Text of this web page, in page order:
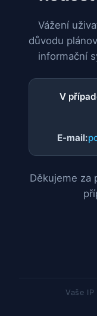
Vážení
důvodu
informační
V
E-mail:
Děkujeme za
Vaše